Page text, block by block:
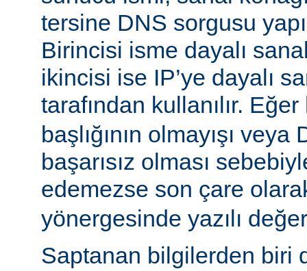
tersine DNS sorgusu
Birincisi isme dayalı
ikincisi ise IP’ye dayalı
tarafından kullanılır.
başlığının olmayışı
başarısız olması
edemezse son çare
yönergesinde yazılı
Saptanan bilgilerden biri